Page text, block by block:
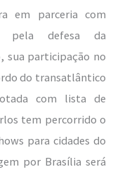
em parceria com
pela defesa da
sua participação no
do transatlântico
com lista de
tem percorrido o
para cidades do
por Brasília será